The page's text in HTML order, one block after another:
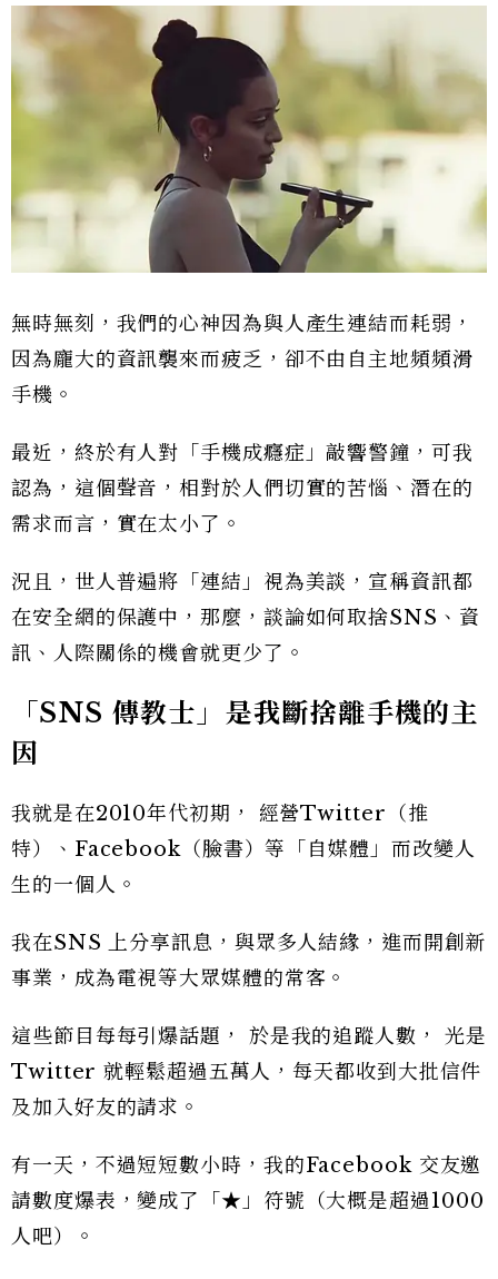
無時無刻，我們的心神因為與人產生連結而耗弱，
因為龐大的資訊襲來而疲乏，卻不由自主地頻頻滑
手機。
最近，終於有人對「手機成癮症」敲響警鐘，可我
認為，這個聲音，相對於人們切實的苦惱、潛在的
需求而言，實在太小了。
況且，世人普遍將「連結」視為美談，宣稱資訊都
在安全網的保護中，那麼，談論如何取捨SNS、資
訊、人際關係的機會就更少了。
「SNS 傳教士」是我斷捨離手機的主
因
我就是在2010年代初期， 經營Twitter（推
特）、Facebook（臉書）等「自媒體」而改變人
生的一個人。
我在SNS 上分享訊息，與眾多人結緣，進而開創新
事業，成為電視等大眾媒體的常客。
這些節目每每引爆話題， 於是我的追蹤人數， 光是
Twitter 就輕鬆超過五萬人，每天都收到大批信件
及加入好友的請求。
有一天，不過短短數小時，我的Facebook 交友邀
請數度爆表，變成了「★」符號（大概是超過1000
人吧）。